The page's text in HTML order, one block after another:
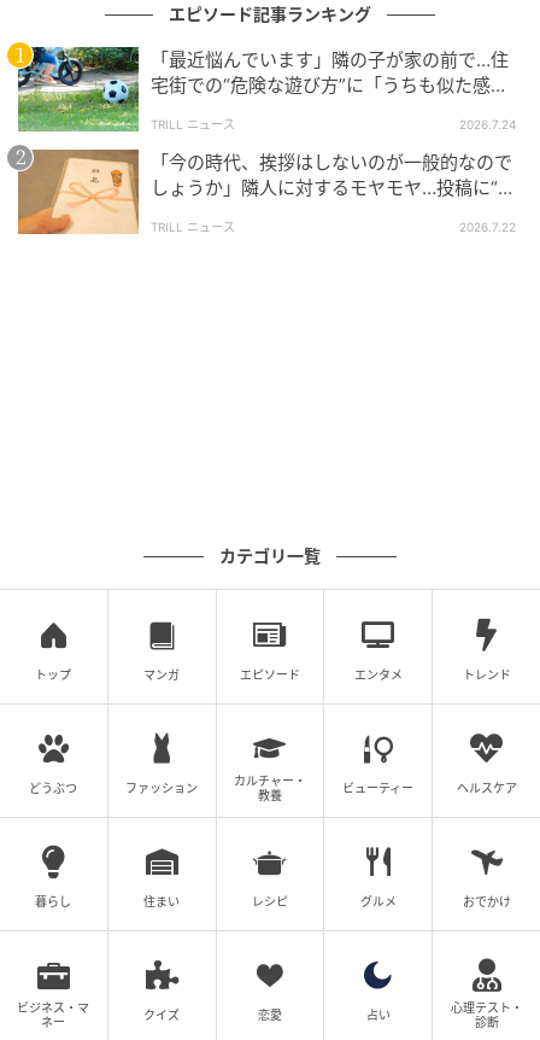
エピソード記事ランキング
「最近悩んでいます」隣の子が家の前で…住
宅街での“危険な遊び方”に「うちも似た感
TRILL ニュース 2026.7.24
「今の時代、挨拶はしないのが一般的なので
しょうか」隣人に対するモヤモヤ…投稿に“意
TRILL ニュース 2026.7.22
カテゴリ一覧
トップ マンガ エピソード エンタメ トレンド
どうぶつ ファッション
カルチャー・
教養
ビューティー ヘルスケア
暮らし 住まい レシピ グルメ おでかけ
ビジネス・マ
ネー
クイズ 恋愛 占い
心理テスト・
診断